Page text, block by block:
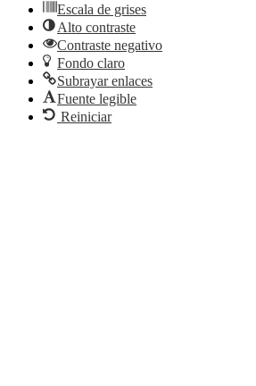
Escala de grises
Alto contraste
Contraste negativo
Fondo claro
Subrayar enlaces
Fuente legible
Reiniciar